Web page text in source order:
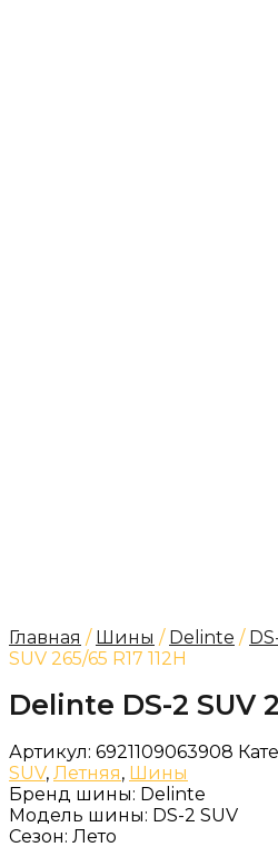
Главная / Шины / Delinte /
SUV 265/65 R17 112H
Delinte DS-2 SUV
Артикул: 6921109063908
SUV, Летняя, Шины
Бренд шины: Delinte
Модель шины: DS-2 SUV
Сезон: Лето